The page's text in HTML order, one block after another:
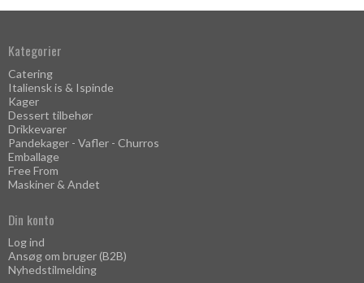
Kategorier
Catering
Italiensk is & Ispinde
Kager
Dessert tilbehør
Drikkevarer
Pandekager - Vafler - Churros
Emballage
Free From
Maskiner & Andet
Din konto
Log ind
Ansøg om bruger (B2B)
Nyhedstilmelding